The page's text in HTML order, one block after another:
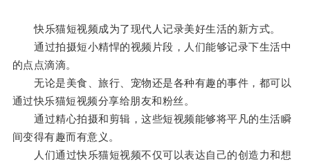
快乐猫短视频成为了现代人记录美好生活的新方式。
通过拍摄短小精悍的视频片段，人们能够记录下生活中
的点点滴滴。
无论是美食、旅行、宠物还是各种有趣的事件，都可以
通过快乐猫短视频分享给朋友和粉丝。
通过精心拍摄和剪辑，这些短视频能够将平凡的生活瞬
间变得有趣而有意义。
人们通过快乐猫短视频不仅可以表达自己的创造力和想